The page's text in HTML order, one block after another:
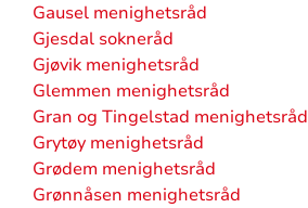
Gausel menighetsråd
Gjesdal sokneråd
Gjøvik menighetsråd
Glemmen menighetsråd
Gran og Tingelstad menighetsråd
Grytøy menighetsråd
Grødem menighetsråd
Grønnåsen menighetsråd